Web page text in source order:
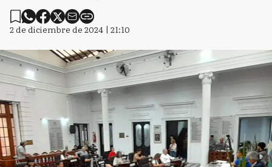
2 de diciembre de 2024 | 21:10